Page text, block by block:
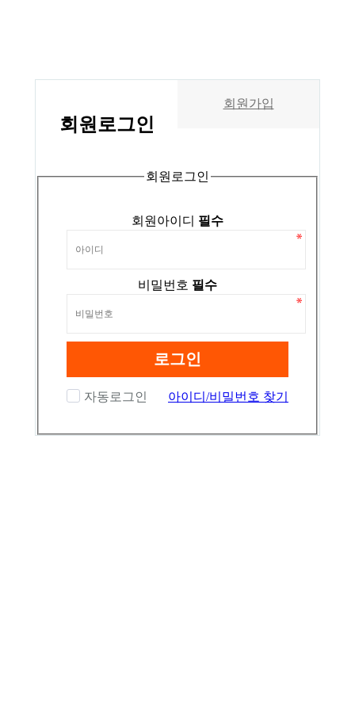
회원 로그인
회원가입
회원로그인
회원아이디 필수
비밀번호 필수
로그인
자동로그인 아이디/비밀번호 찾기